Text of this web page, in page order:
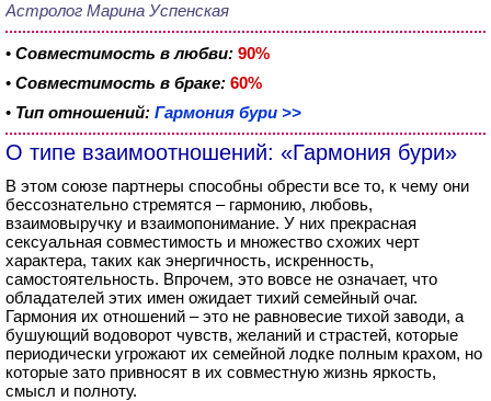
Астролог Марина Успенская
• Совместимость в любви: 90%
• Совместимость в браке: 60%
• Тип отношений: Гармония бури >>
О типе взаимоотношений: «Гармония бури»
В этом союзе партнеры способны обрести все то, к чему они
бессознательно стремятся – гармонию, любовь,
взаимовыручку и взаимопонимание. У них прекрасная
сексуальная совместимость и множество схожих черт
характера, таких как энергичность, искренность,
самостоятельность. Впрочем, это вовсе не означает, что
обладателей этих имен ожидает тихий семейный очаг.
Гармония их отношений – это не равновесие тихой заводи, а
бушующий водоворот чувств, желаний и страстей, которые
периодически угрожают их семейной лодке полным крахом, но
которые зато привносят в их совместную жизнь яркость,
смысл и полноту.